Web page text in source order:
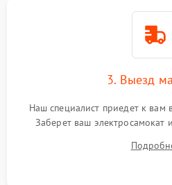
3. Выезд
Наш специалист приедет к вам
Заберет ваш электросамокат